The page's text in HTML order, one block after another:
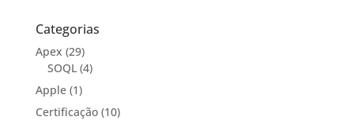
Categorias
Apex (29)
SOQL(4)
Apple(1)
Certificação(10)